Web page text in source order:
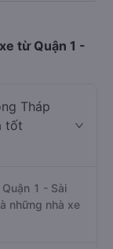
từ Quận 1 -
Tháp
tốt
1 - Sài
những nhà xe